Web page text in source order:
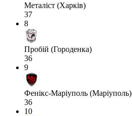
Металіст (Харків)
37
8
Пробій (Городенка)
36
9
Фенікс-Маріуполь (Маріуполь)
36
10